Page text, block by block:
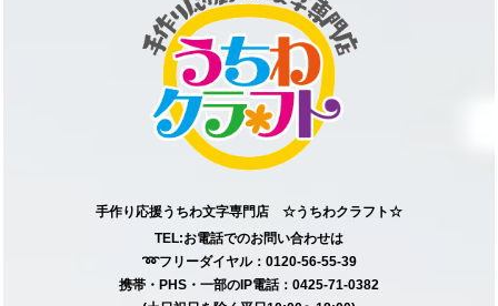
手作り応援うちわ文字専門店 ☆うちわクラフト☆
TEL:お電話でのお問い合わせは
➿フリーダイヤル：0120-56-55-39
携帯・PHS・一部のIP電話：0425-71-0382